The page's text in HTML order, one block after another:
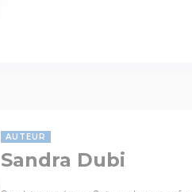
AUTEUR
Sandra Dubi